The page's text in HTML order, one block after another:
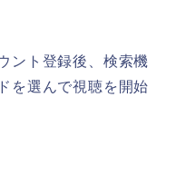
ント登録後、検索機
を選んで視聴を開始